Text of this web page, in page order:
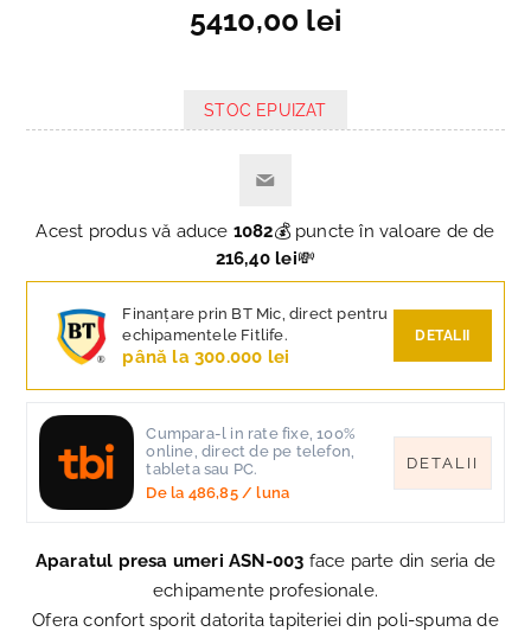
5410,00 lei
STOC EPUIZAT
Acest produs vă aduce 1082💰 puncte în valoare de de
216,40 lei💸
Finanțare prin BT Mic, direct pentru
echipamentele Fitlife.
până la 300.000 lei
DETALII
Cumpara-l in rate fixe, 100%
online, direct de pe telefon,
tableta sau PC.
De la 486,85/ luna
DETALII
Aparatul presa umeri ASN-003 face parte din seria de
echipamente profesionale.
Ofera confort sporit datorita tapiteriei din poli-spuma de